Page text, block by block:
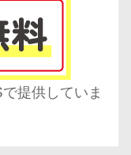
提供していま